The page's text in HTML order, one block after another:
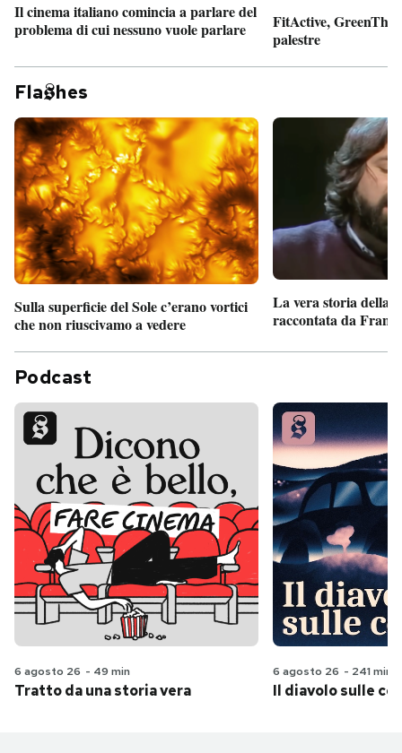
Il cinema italiano comincia a parlare del
problema di cui nessuno vuole parlare
FitActive,
palestre
Fla hes
Sulla superficie del Sole c’erano vortici
che non riuscivamo a vedere
La vera storia della
raccontata da
Podcast
6 agosto 26 - 49 min
Tratto da una storia vera
6 agosto 26 - 241 min
Il diavolo sulle